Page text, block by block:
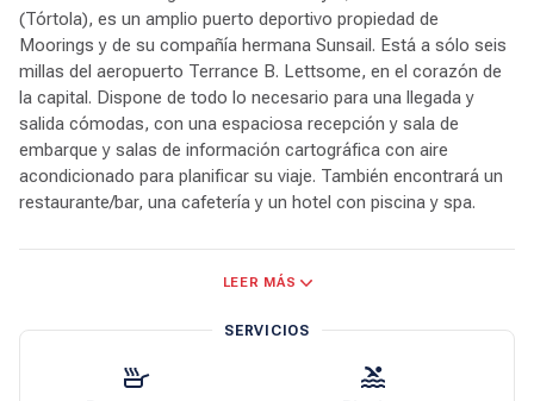
(Tórtola), es un amplio puerto deportivo propiedad de
Moorings y de su compañía hermana Sunsail. Está a sólo seis
millas del aeropuerto Terrance B. Lettsome, en el corazón de
la capital. Dispone de todo lo necesario para una llegada y
salida cómodas, con una espaciosa recepción y sala de
embarque y salas de información cartográfica con aire
acondicionado para planificar su viaje. También encontrará un
restaurante/bar, una cafetería y un hotel con piscina y spa.
claridad y color brillante. Las playas son de un blanco
Se puede practicar snorkel en las playas, y lugares únicos
como los Indios y los Baños de Virgen Gorda son memorables
atracciones submarinas de categoría mundial. Los días son
LEER MÁS
SERVICIOS